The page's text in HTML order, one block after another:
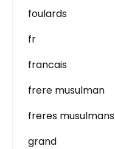
foulards
fr
francais
frere musulman
freres musulmans
grand